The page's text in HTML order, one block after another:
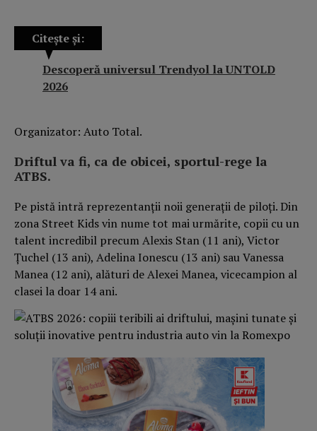
Citește și:
Descoperă universul Trendyol la UNTOLD
2026
Organizator: Auto Total.
Driftul va fi, ca de obicei, sportul-rege la
ATBS.
Pe pistă intră reprezentanții noii generații de piloți. Din
zona Street Kids vin nume tot mai urmărite, copii cu un
talent incredibil precum Alexis Stan (11 ani), Victor
Țuchel (13 ani), Adelina Ionescu (13 ani) sau Vanessa
Manea (12 ani), alături de Alexei Manea, vicecampion al
clasei la doar 14 ani.